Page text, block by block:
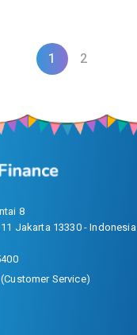
1 2
8
Jakarta 13330 - Indonesia
Service)